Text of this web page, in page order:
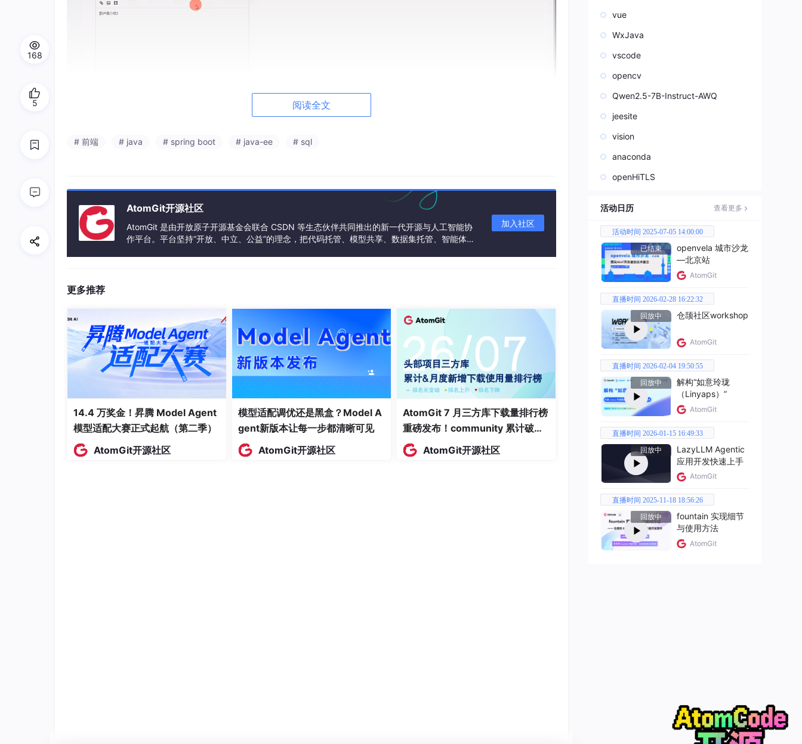
阅读全文
# 前端 # java # spring boot # java-ee # sql
AtomGit开源社区
AtomGit 是由开放原子开源基金会联合 CSDN 等生态伙伴共同推出的新一代开源与人工智能协
作平台。平台坚持“开放、中立、公益”的理念，把代码托管、模型共享、数据集托管、智能体开
加入社区
更多推荐
14.4 万奖金！昇腾 Model Agent
模型适配大赛正式起航（第二季）
AtomGit开源社区
模型适配调优还是黑盒？Model A
gent新版本让每一步都清晰可见
AtomGit开源社区
AtomGit 7 月三方库下载量排行榜
重磅发布！community 累计破百
万断层领跑，Chromium 组件全
面霸榜
AtomGit开源社区
168
5
vue
WxJava
vscode
opencv
Qwen2.5-7B-Instruct-AWQ
jeesite
vision
anaconda
openHiTLS
活动日历 查看更多
活动时间 2025-07-05 14:00:00
已结束
openvela 城市沙龙
—北京站
AtomGit
直播时间 2026-02-28 16:22:32
回放中
仓颉社区workshop
AtomGit
直播时间 2026-02-04 19:50:55
回放中
解构“如意玲珑
（Linyaps）”
AtomGit
直播时间 2026-01-15 16:49:33
回放中
LazyLLM Agentic
应用开发快速上手
AtomGit
直播时间 2025-11-18 18:56:26
回放中
fountain 实现细节
与使用方法
AtomGit